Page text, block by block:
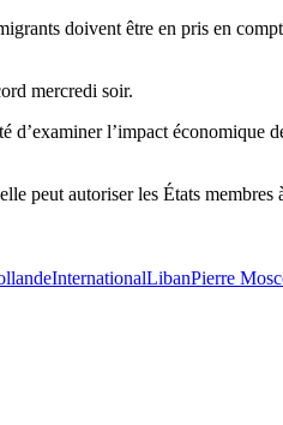
doivent être en pris en
mercredi soir.
l’impact
peut autoriser les États
InternationalLibanPierre